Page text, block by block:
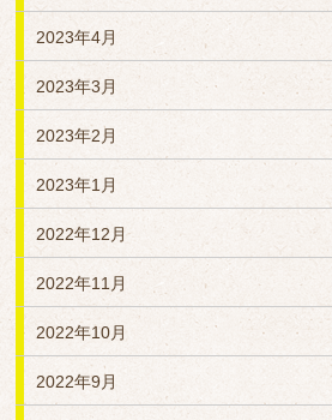
2023年4月
2023年3月
2023年2月
2023年1月
2022年12月
2022年11月
2022年10月
2022年9月